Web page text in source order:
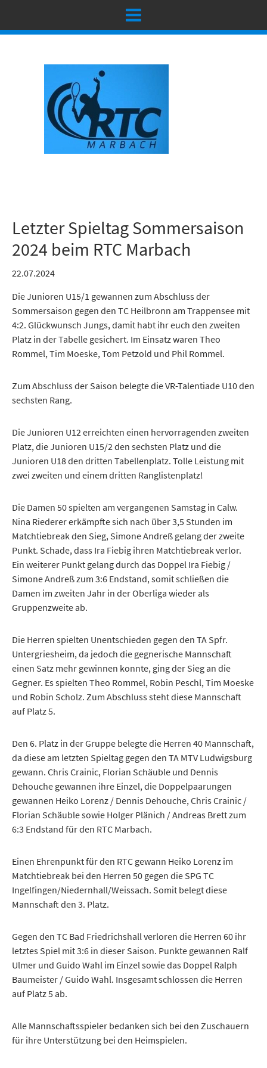
Letzter Spieltag Sommersaison
2024 beim RTC Marbach
22.07.2024
Die Junioren U15/1 gewannen zum Abschluss der
Sommersaison gegen den TC Heilbronn am Trappensee mit
4:2. Glückwunsch Jungs, damit habt ihr euch den zweiten
Platz in der Tabelle gesichert. Im Einsatz waren Theo
Rommel, Tim Moeske, Tom Petzold und Phil Rommel.
Zum Abschluss der Saison belegte die VR-Talentiade U10 den
sechsten Rang.
Die Junioren U12 erreichten einen hervorragenden zweiten
Platz, die Junioren U15/2 den sechsten Platz und die
Junioren U18 den dritten Tabellenplatz. Tolle Leistung mit
zwei zweiten und einem dritten Ranglistenplatz!
Die Damen 50 spielten am vergangenen Samstag in Calw.
Nina Riederer erkämpfte sich nach über 3,5 Stunden im
Matchtiebreak den Sieg, Simone Andreß gelang der zweite
Punkt. Schade, dass Ira Fiebig ihren Matchtiebreak verlor.
Ein weiterer Punkt gelang durch das Doppel Ira Fiebig /
Simone Andreß zum 3:6 Endstand, somit schließen die
Damen im zweiten Jahr in der Oberliga wieder als
Gruppenzweite ab.
Die Herren spielten Unentschieden gegen den TA Spfr.
Untergriesheim, da jedoch die gegnerische Mannschaft
einen Satz mehr gewinnen konnte, ging der Sieg an die
Gegner. Es spielten Theo Rommel, Robin Peschl, Tim Moeske
und Robin Scholz. Zum Abschluss steht diese Mannschaft
auf Platz 5.
Den 6. Platz in der Gruppe belegte die Herren 40 Mannschaft,
da diese am letzten Spieltag gegen den TA MTV Ludwigsburg
gewann. Chris Crainic, Florian Schäuble und Dennis
Dehouche gewannen ihre Einzel, die Doppelpaarungen
gewannen Heiko Lorenz / Dennis Dehouche, Chris Crainic /
Florian Schäuble sowie Holger Plänich / Andreas Brett zum
6:3 Endstand für den RTC Marbach.
Einen Ehrenpunkt für den RTC gewann Heiko Lorenz im
Matchtiebreak bei den Herren 50 gegen die SPG TC
Ingelfingen/Niedernhall/Weissach. Somit belegt diese
Mannschaft den 3. Platz.
Gegen den TC Bad Friedrichshall verloren die Herren 60 ihr
letztes Spiel mit 3:6 in dieser Saison. Punkte gewannen Ralf
Ulmer und Guido Wahl im Einzel sowie das Doppel Ralph
Baumeister / Guido Wahl. Insgesamt schlossen die Herren
auf Platz 5 ab.
Alle Mannschaftsspieler bedanken sich bei den Zuschauern
für ihre Unterstützung bei den Heimspielen.